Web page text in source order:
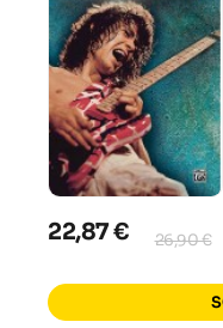
22,87 € 26,90 €